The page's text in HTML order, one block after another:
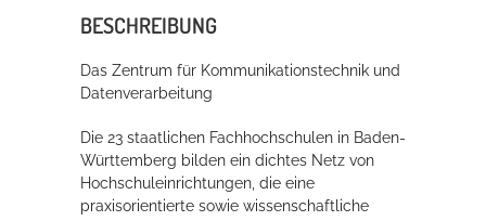
Rathaus
Service
BESCHREIBUNG
Das Zentrum für Kommunikationstechnik und
Datenverarbeitung
Die 23 staatlichen Fachhochschulen in Baden-
Württemberg bilden ein dichtes Netz von
Hochschuleinrichtungen, die eine
praxisorientierte sowie wissenschaftliche